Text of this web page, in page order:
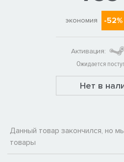
экономия -52%
Активация:
Ожидается
Нет в
Данный товар закончился, но
товары